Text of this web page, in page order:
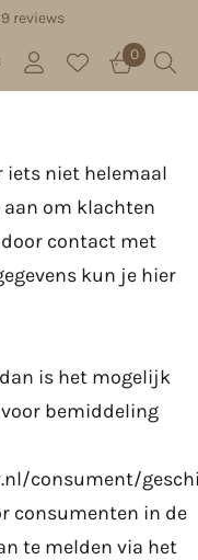
Kies instellingen
reviews
0
iets niet helemaal
aan om klachten
contact met
kun je hier
is het mogelijk
bemiddeling
consument/
consumenten in de
te melden via het